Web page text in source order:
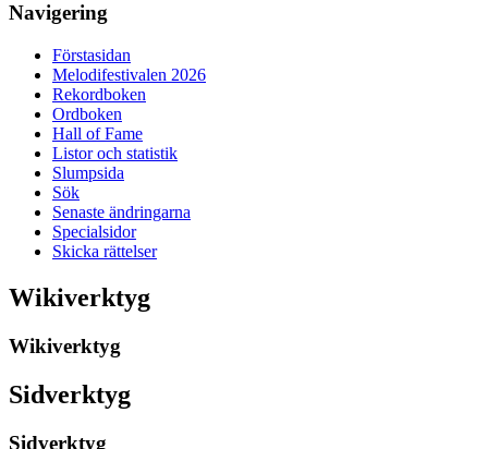
Navigering
Förstasidan
Melodifestivalen 2026
Rekordboken
Ordboken
Hall of Fame
Listor och statistik
Slumpsida
Sök
Senaste ändringarna
Specialsidor
Skicka rättelser
Wikiverktyg
Wikiverktyg
Sidverktyg
Sidverktyg